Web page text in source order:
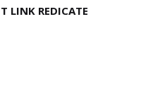
LINK REDICATE